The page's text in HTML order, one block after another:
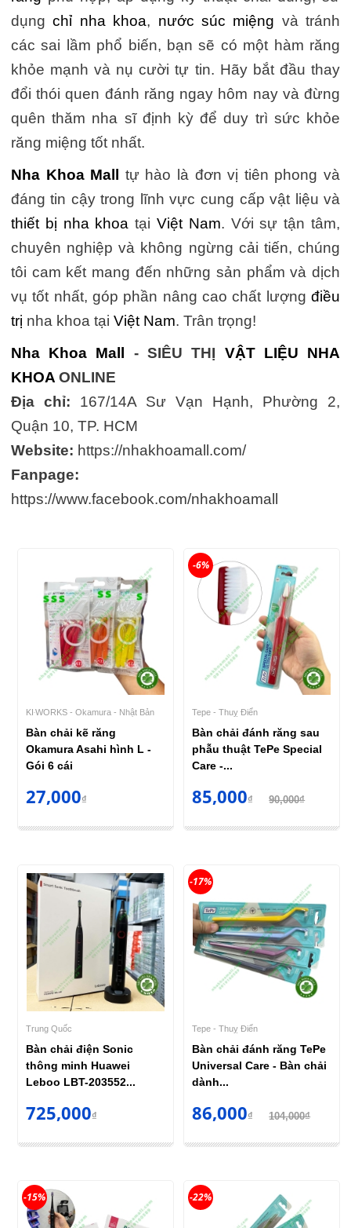
dụngchỉ nha khoa, nước súc miệng và tránh
các sai lầm phổ biến, bạn sẽ có một hàm răng
khỏe mạnh và nụ cười tự tin. Hãy bắt đầu thay
đổi thói quen đánh răng ngay hôm nay và đừng
quên thăm nha sĩ định kỳ để duy trì sức khỏe
răng miệng tốt nhất.
Nha Khoa Mall tự hào là đơn vị tiên phong và
đáng tin cậy trong lĩnh vực cung cấp vật liệu và
thiết bị nha khoa tạiViệt Nam. Với sự tận tâm,
chuyên nghiệp và không ngừng cải tiến, chúng
tôi cam kết mang đến những sản phẩm và dịch
vụ tốt nhất, góp phần nâng cao chất lượngđiều
trị nha khoa tại Việt Nam. Trân trọng!
Nha Khoa Mall - SIÊU THỊ VẬT LIỆU NHA
KHOAONLINE
Địa chỉ: 167/14A Sư Vạn Hạnh, Phường 2,
Quận 10, TP. HCM
Website: https://nhakhoamall.com/
Fanpage:
https://www.facebook.com/nhakhoamall
KI‧WORKS - Okamura - Nhật Bản
Bàn chải kẽ răng
Okamura Asahi hình L -
Gói 6 cái
27,000₫
Tepe - Thuỵ Điển
Bàn chải đánh răng sau
phẫu thuật TePe Special
Care -...
85,000₫90,000₫
-6%
Trung Quốc
Bàn chải điện Sonic
thông minh Huawei
Leboo LBT-203552...
725,000₫
Tepe - Thuỵ Điển
Bàn chải đánh răng TePe
Universal Care - Bàn chải
dành...
86,000₫104,000₫
-17%
-15% -22%